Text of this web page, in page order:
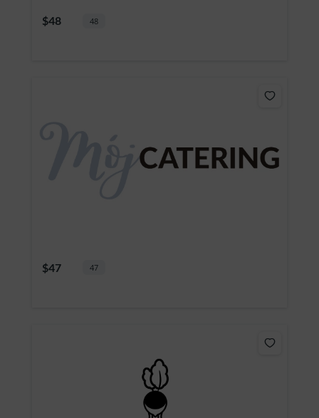
$48 48
$47 47